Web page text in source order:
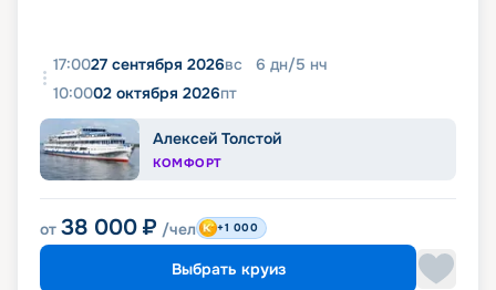
17:0027 сентября 2026вс 6 дн/5 нч
10:0002 октября 2026пт
Алексей Толстой
КОМФОРТ
от 38 000 ₽ /чел +1 000
Выбрать круиз